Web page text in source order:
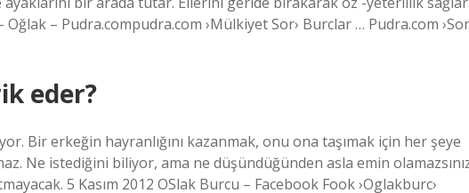
Oğlak – Pudra.compudra.com ›Mülkiyet Sor› Burclar … Pudra.com ›Sor
eder?
Bir erkeğin hayranlığını kazanmak, onu ona taşımak için her şeye
Ne istediğini biliyor, ama ne düşündüğünden asla emin
5 Kasım 2012 OSlak Burcu – Facebook Fook ›Oglakburc›